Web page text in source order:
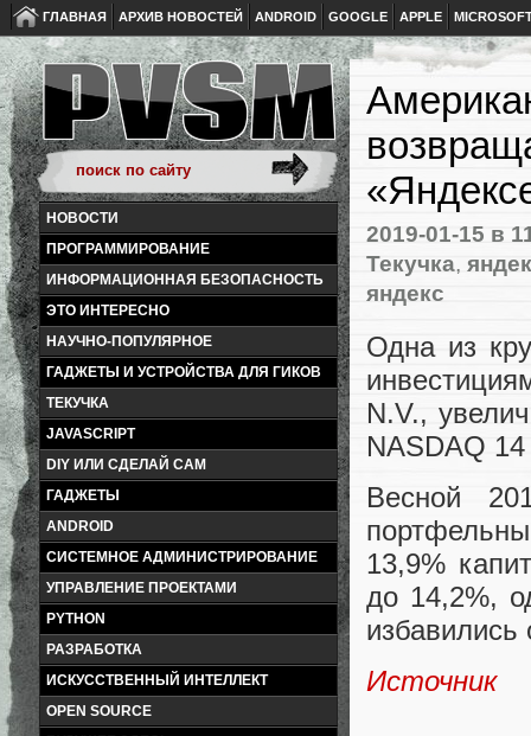
ГЛАВНАЯ АРХИВ НОВОСТЕЙ ANDROID GOOGLE APPLE
НОВОСТИ
ПРОГРАММИРОВАНИЕ
ИНФОРМАЦИОННАЯ БЕЗОПАСНОСТЬ
ЭТО ИНТЕРЕСНО
НАУЧНО-ПОПУЛЯРНОЕ
ГАДЖЕТЫ И УСТРОЙСТВА ДЛЯ ГИКОВ
ТЕКУЧКА
JAVASCRIPT
DIY ИЛИ СДЕЛАЙ САМ
ГАДЖЕТЫ
ANDROID
СИСТЕМНОЕ АДМИНИСТРИРОВАНИЕ
УПРАВЛЕНИЕ ПРОЕКТАМИ
PYTHON
РАЗРАБОТКА
ИСКУССТВЕННЫЙ ИНТЕЛЛЕКТ
OPEN SOURCE
2019-01-15 в
Текучка,
яндекс
Одна из
N.V.,
NASDAQ
Весной
13,9%
до 14,2%,
избавились
Источник